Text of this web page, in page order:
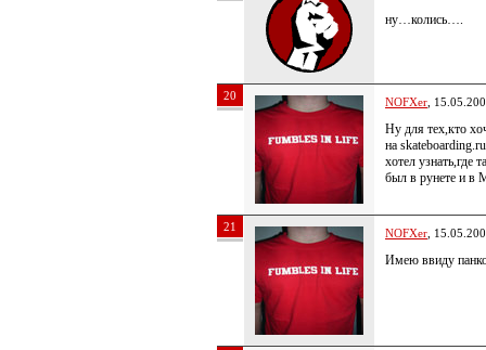
ну…колись….
20 NOFXer ,
Ну для тех,кто
на
хотел узнать,где
был в рунете и в
21 NOFXer ,
Имею ввиду